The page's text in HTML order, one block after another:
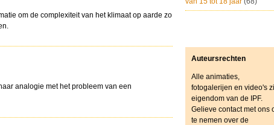
om de complexiteit van het klimaat op aarde zo
analogie met het probleem van een
Auteursrechten
Alle animaties,
fotogalerijen en video's
eigendom van de IPF.
Gelieve contact met ons
te nemen over de